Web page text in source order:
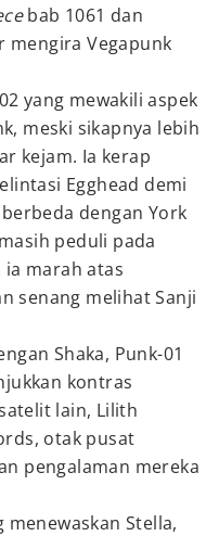
bab 1061 dan
mengira Vegapunk
yang mewakili aspek
meski sikapnya lebih
kejam. Ia kerap
Egghead demi
dengan York
peduli pada
marah atas
senang melihat Sanji
Shaka, Punk-01
kontras
lain, Lilith
otak pusat
pengalaman mereka
menewaskan Stella,